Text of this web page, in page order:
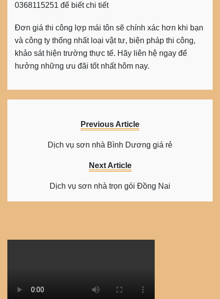
0368115251 để biết chi tiết
Đơn giá thi công lợp mái tôn sẽ chính xác hơn khi bạn
và công ty thống nhất loại vật tư, biện pháp thi công,
khảo sát hiện trường thực tế. Hãy liên hệ ngay để
hưởng những ưu đãi tốt nhất hôm nay.
Previous Article
Dịch vụ sơn nhà Bình Dương giá rẻ
Next Article
Dịch vụ sơn nhà trọn gói Đồng Nai